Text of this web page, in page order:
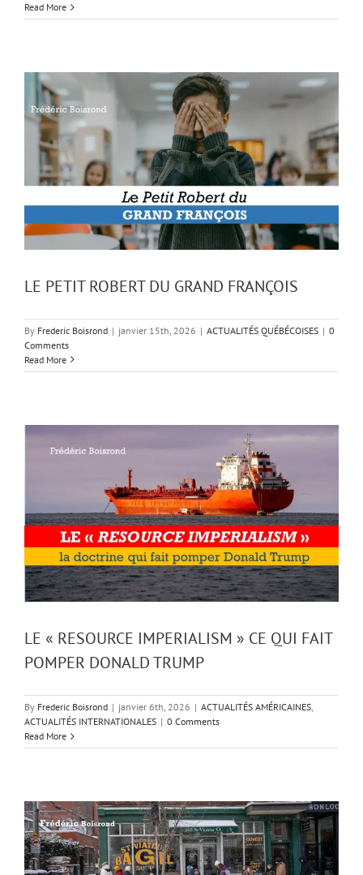
Read More
LE PETIT ROBERT DU GRAND FRANÇOIS
By Frederic Boisrond | janvier 15th, 2026 | ACTUALITÉS QUÉBÉCOISES | 0
Comments
Read More
LE « RESOURCE IMPERIALISM » CE QUI FAIT
POMPER DONALD TRUMP
By Frederic Boisrond | janvier 6th, 2026 | ACTUALITÉS AMÉRICAINES,
ACTUALITÉS INTERNATIONALES | 0 Comments
Read More